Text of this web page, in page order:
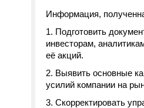
Информация,
Подготовить
инвесторам,
её акций.
Выявить основные
усилий компании на
Скорректировать